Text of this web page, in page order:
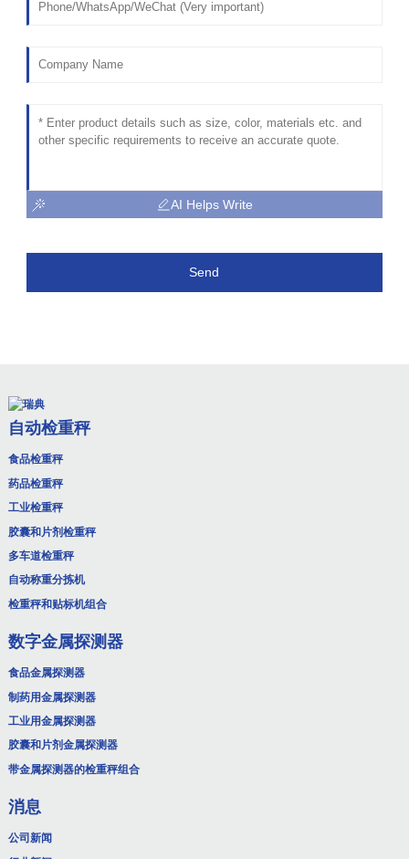
AI Helps Write
Send
自动检重秤
食品检重秤
药品检重秤
工业检重秤
胶囊和片剂检重秤
多车道检重秤
自动称重分拣机
检重秤和贴标机组合
数字金属探测器
食品金属探测器
制药用金属探测器
工业用金属探测器
胶囊和片剂金属探测器
带金属探测器的检重秤组合
消息
公司新闻